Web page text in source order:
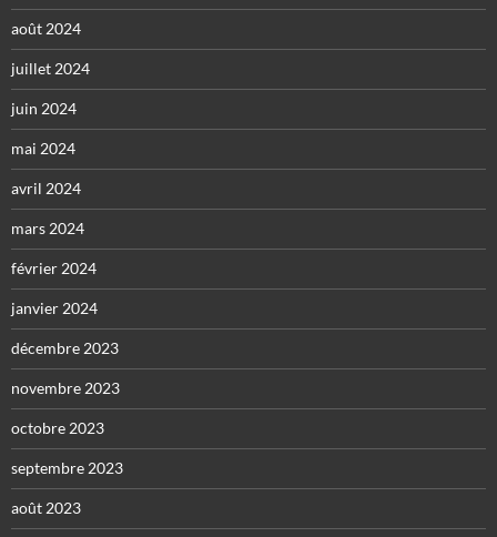
août 2024
juillet 2024
juin 2024
mai 2024
avril 2024
mars 2024
février 2024
janvier 2024
décembre 2023
novembre 2023
octobre 2023
septembre 2023
août 2023